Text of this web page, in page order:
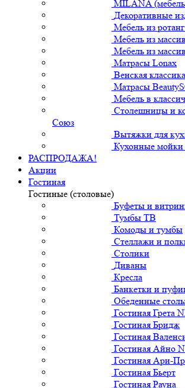
MILANA (мебель
Декоративные
Мебель из
Мебель из
Мебель из
Матрасы Lonax
Венская классика
Матрасы
Мебель в
Столешницы и
Союз
Вытяжки для
Кухонные мойки
РАСПРОДАЖА!
Акции
Гостиная
Гостиные (столовые)
Буфеты и
Тумбы ТВ
Комоды и тумбы
Стеллажи и
Столики
Диваны
Кресла
Банкетки и
Обеденные
Гостиная Грета
Гостиная Бридж
Гостиная
Гостиная Айно
Гостиная Ари-
Гостиная Бьерт
Гостиная Рауна